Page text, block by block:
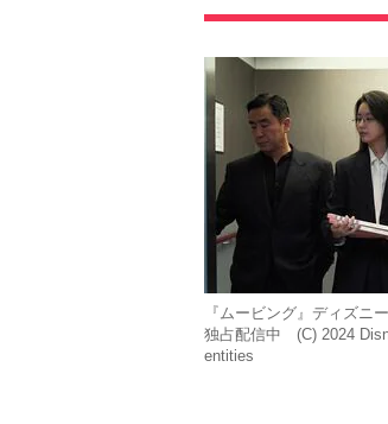
『ムービング』ディズニ
独占配信中 (C) 2024
entities